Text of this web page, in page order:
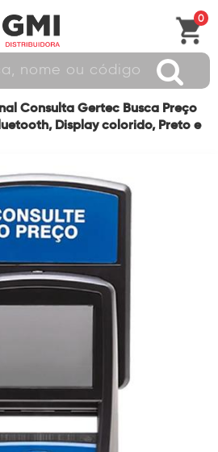
0
Consulta Gertec Busca Preço
Display colorido, Preto e